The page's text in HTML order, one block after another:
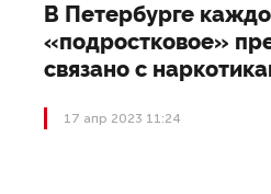
В Петербурге
«подростковое»
связано с
17 апр 2023 11:24